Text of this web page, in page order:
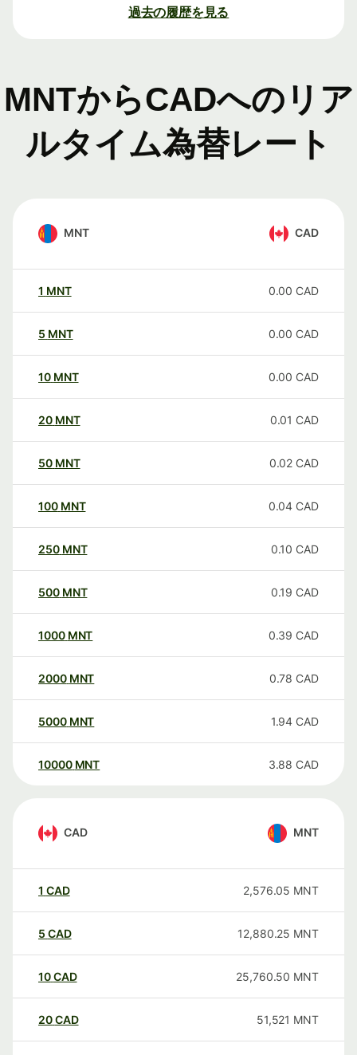
過去の履歴を見る
MNTからCADへのリア
ルタイム為替レート
MNT CAD
1 MNT 0.00 CAD
5 MNT 0.00 CAD
10 MNT 0.00 CAD
20 MNT 0.01 CAD
50 MNT 0.02 CAD
100 MNT 0.04 CAD
250 MNT 0.10 CAD
500 MNT 0.19 CAD
1000 MNT 0.39 CAD
2000 MNT 0.78 CAD
5000 MNT 1.94 CAD
10000 MNT 3.88 CAD
CAD MNT
1 CAD 2,576.05 MNT
5 CAD 12,880.25 MNT
10CAD 25,760.50 MNT
20CAD 51,521 MNT